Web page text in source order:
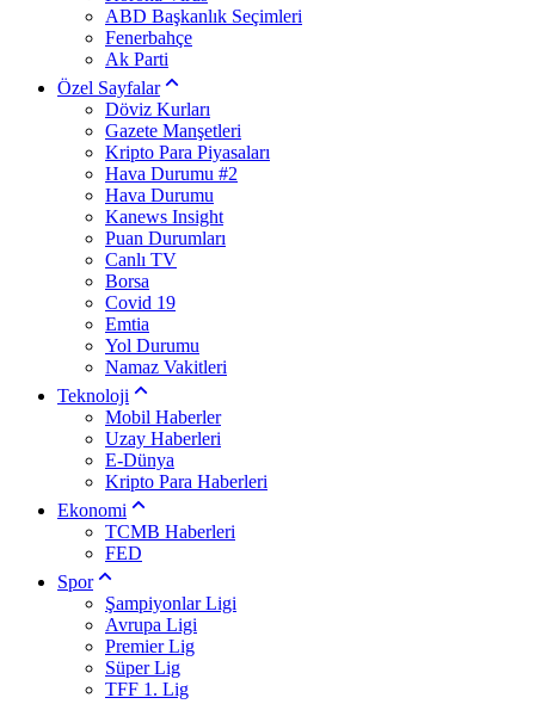
ABD Başkanlık Seçimleri
Fenerbahçe
Ak Parti
Özel Sayfalar
Döviz Kurları
Gazete Manşetleri
Kripto Para Piyasaları
Hava Durumu #2
Hava Durumu
Kanews Insight
Puan Durumları
Canlı TV
Borsa
Covid 19
Emtia
Yol Durumu
Namaz Vakitleri
Teknoloji
Mobil Haberler
Uzay Haberleri
E-Dünya
Kripto Para Haberleri
Ekonomi
TCMB Haberleri
FED
Spor
Şampiyonlar Ligi
Avrupa Ligi
Premier Lig
Süper Lig
TFF 1. Lig